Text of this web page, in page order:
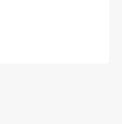
next page